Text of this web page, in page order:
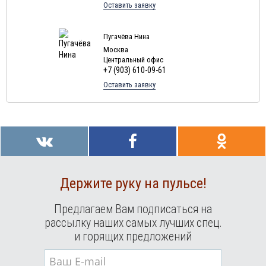
Туры в Мальдивы в августе
Туры в Маврикий в августе
Оставить заявку
Пугачёва Нина
Москва
Центральный офис
+7 (903) 610-09-61
Оставить заявку
Держите руку на пульсе!
Предлагаем Вам подписаться на
рассылку наших самых лучших спец.
и горящих предложений